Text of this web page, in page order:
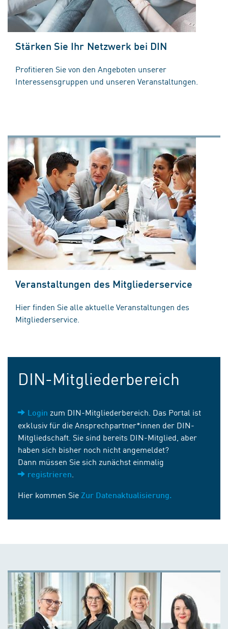
Stärken Sie Ihr Netzwerk bei DIN
Profitieren Sie von den Angeboten unserer
Interessensgruppen und unseren Veranstaltungen.
Veranstaltungen des Mitgliederservice
Hier finden Sie alle aktuelle Veranstaltungen des
Mitgliederservice.
DIN-Mitgliederbereich
Login zum DIN-Mitgliederbereich. Das Portal ist
exklusiv für die Ansprechpartner*innen der DIN-
Mitgliedschaft. Sie sind bereits DIN-Mitglied, aber
haben sich bisher noch nicht angemeldet?
Dann müssen Sie sich zunächst einmalig
registrieren
Hier kommen Sie Zur Datenaktualisierung.